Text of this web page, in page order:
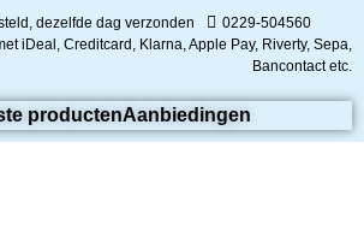
dezelfde dag verzonden
0229-504560
iDeal, Creditcard, Klarna, Apple Pay, Riverty, Sepa,
Bancontact etc.
productenAanbiedingen